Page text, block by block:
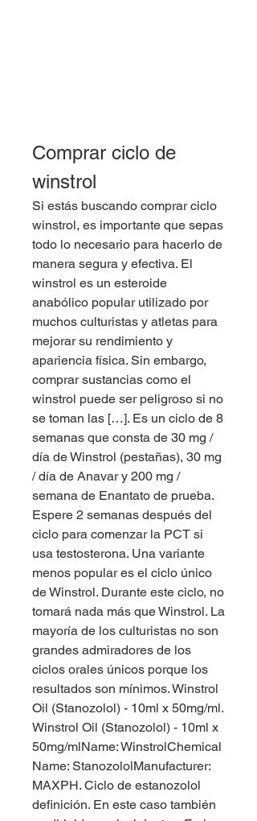
Comprar ciclo de
winstrol
Si estás buscando comprar ciclo
winstrol, es importante que sepas
todo lo necesario para hacerlo de
manera segura y efectiva. El
winstrol es un esteroide
anabólico popular utilizado por
muchos culturistas y atletas para
mejorar su rendimiento y
apariencia física. Sin embargo,
comprar sustancias como el
winstrol puede ser peligroso si no
se toman las […]. Es un ciclo de 8
semanas que consta de 30 mg /
día de Winstrol (pestañas), 30 mg
/ día de Anavar y 200 mg /
semana de Enantato de prueba.
Espere 2 semanas después del
ciclo para comenzar la PCT si
usa testosterona. Una variante
menos popular es el ciclo único
de Winstrol. Durante este ciclo, no
tomará nada más que Winstrol. La
mayoría de los culturistas no son
grandes admiradores de los
ciclos orales únicos porque los
resultados son mínimos. Winstrol
Oil (Stanozolol) - 10ml x 50mg/ml.
Winstrol Oil (Stanozolol) - 10ml x
50mg/mlName: WinstrolChemical
Name: StanozololManufacturer:
MAXPH. Ciclo de estanozolol
definición. En este caso también